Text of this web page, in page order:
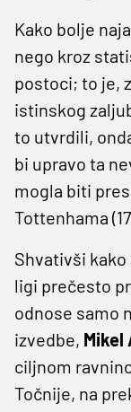
Kako bolje
nego kroz
postoci; to je,
istinskog
to utvrdili,
bi upravo ta
mogla biti
Tottenhama
Shvativši
ligi prečesto
odnose samo
izvedbe, Mikel
ciljnom
Točnije, na